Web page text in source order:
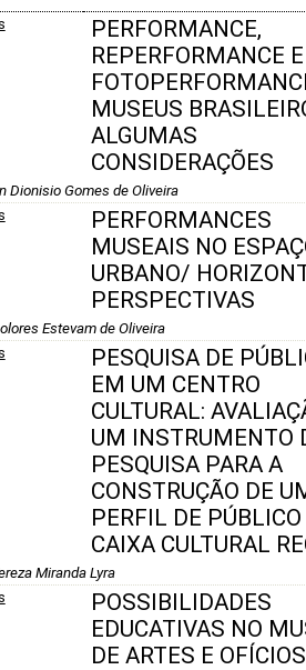
PERFORMANCE,
REPERFORMANCE E
MUSEUS
ALGUMAS
CONSIDERAÇÕES
Dionisio Gomes de Oliveira
PERFORMANCES
MUSEAIS NO
URBANO/
PERSPECTIVAS
Estevam de Oliveira
PESQUISA DE
EM UM CENTRO
CULTURAL:
UM INSTRUMENTO
PESQUISA PARA A
CONSTRUÇÃO DE
PERFIL DE
CAIXA CULTURAL
Miranda Lyra
POSSIBILIDADES
EDUCATIVAS NO
DE ARTES E OFÍCIOS